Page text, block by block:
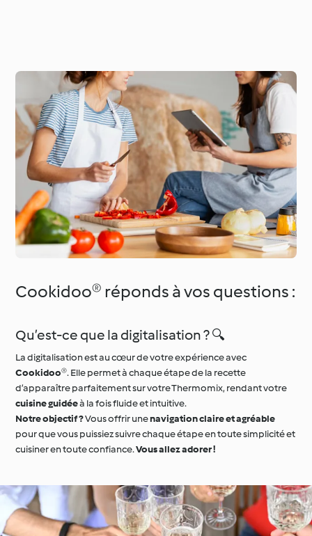
Cookidoo® réponds à vos questions :
Qu’est-ce que la digitalisation ? 🔍
La digitalisation est au cœur de votre expérience avec
Cookidoo®. Elle permet à chaque étape de la recette
d’apparaître parfaitement sur votre Thermomix, rendant votre
cuisine guidéeà la fois fluide et intuitive.
Notre objectif ?Vous offrir unenavigation claire et agréable
pour que vous puissiez suivre chaque étape en toute simplicité et
cuisiner en toute confiance.Vous allez adorer !